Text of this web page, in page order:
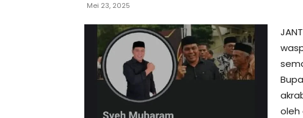
Mei 23, 2025
oleh